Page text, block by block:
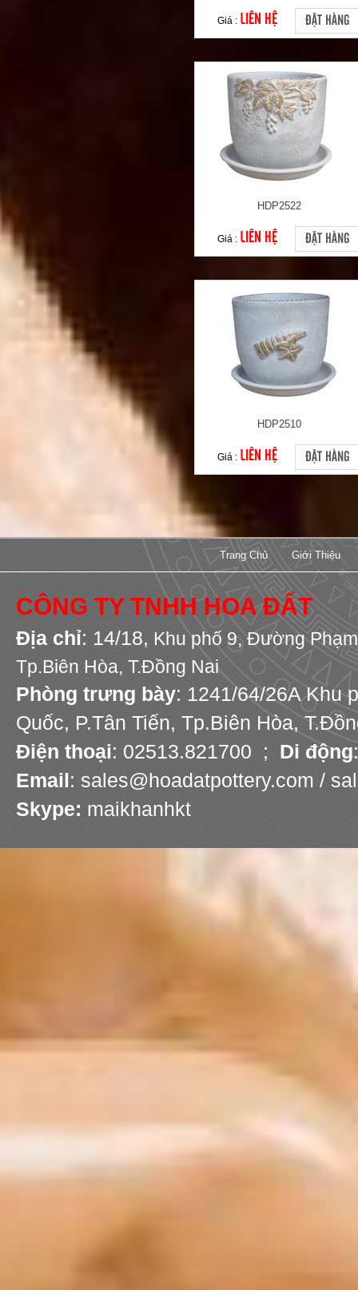
Giá : LIÊN HỆ ĐẶT HÀNG
HDP2522
Giá : LIÊN HỆ ĐẶT HÀNG
HDP2510
Giá : LIÊN HỆ ĐẶT HÀNG
Trang Chủ Giới Thiệu
CÔNG TY TNHH HOA ĐẤT
Địa chỉ: 14/18, Khu phố 9,Đường Phạm
Tp.Biên Hòa, T.Đồng Nai
Phòng trưng bày: 1241/64/26A Khu
Quốc, P.Tân Tiến, Tp.Biên Hòa,
Điện thoại: 02513.821700 ; Di động
Email: sales@hoadatpottery.com /
Skype: maikhanhkt